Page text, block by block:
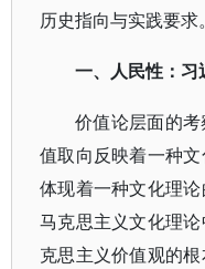
历史指向与实践要求。
一、人民性：
价值论层面的
值取向反映着一种
体现着一种文化理
马克思主义文化理
克思主义价值观的